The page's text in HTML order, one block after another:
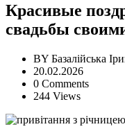
Красивые
свадьбы
BY Базалійська
20.02.2026
0 Comments
244 Views